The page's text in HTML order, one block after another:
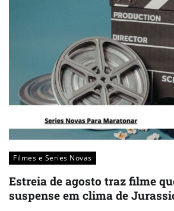
Filmes e Series Novas​
Estreia de agosto traz filme
suspense em clima de